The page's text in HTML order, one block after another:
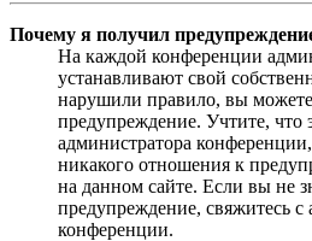
Почему я получил
На каждой конференции
устанавливают свой
нарушили правило, вы
предупреждение. Учтите, что
администратора
никакого отношения к
на данном сайте. Если вы не
предупреждение, свяжитесь с
конференции.